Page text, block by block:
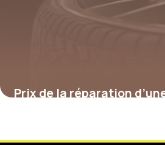
Prix de la réparation